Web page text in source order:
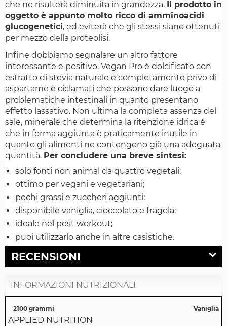
che ne risulterà diminuita in grandezza.
Il prodotto in
oggetto è appunto molto ricco di amminoacidi
glucogenetici, ed eviterà che gli stessi siano ottenuti
per mezzo della proteolisi.
Infine dobbiamo segnalare un altro fattore
interessante e positivo, Vegan Pro è dolcificato con
estratto di stevia naturale e completamente privo di
aspartame e ciclamati che possono dare luogo a
problematiche intestinali in quanto presentano
effetto lassativo. Non ultima la completa assenza del
sale, minerale che determina la ritenzione idrica è
che in forma aggiunta è praticamente inutile in
quanto gli alimenti ne contengono già una adeguata
quantità. Per concludere una breve sintesi:
solo fonti non animal da quattro vegetali;
ottimo per vegani e vegetariani;
pochi grassi e zuccheri aggiunti;
disponibile vaniglia, cioccolato e fragola;
ideale nel post workout;
puoi utilizzarlo anche in altre casistiche.
RECENSIONI
INFORMAZIONI NUTRIZIONALI
2100 grammi Vaniglia
APPLIED NUTRITION